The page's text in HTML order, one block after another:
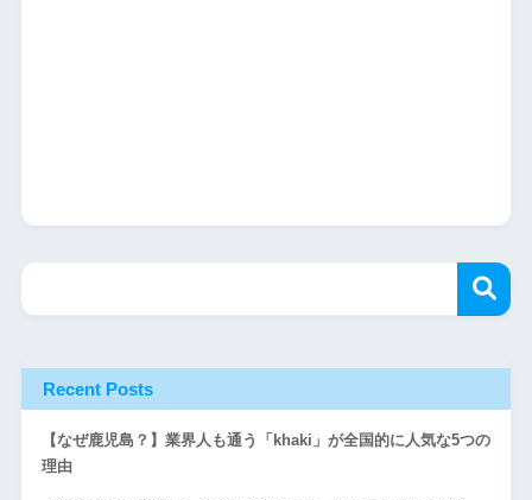
Recent Posts
【なぜ鹿児島？】業界人も通う「khaki」が全国的に人気な5つの
理由